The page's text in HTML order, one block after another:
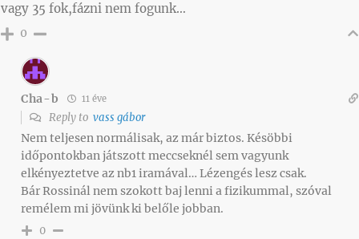
vagy 35 fok,fázni nem fogunk…
0
Cha-b 11 éve
Reply to vass gábor
Nem teljesen normálisak, az már biztos. Késöbbi
időpontokban játszott meccseknél sem vagyunk
elkényeztetve az nb1 iramával… Lézengés lesz csak.
Bár Rossinál nem szokott baj lenni a fizikummal, szóval
remélem mi jövünk ki belőle jobban.
0